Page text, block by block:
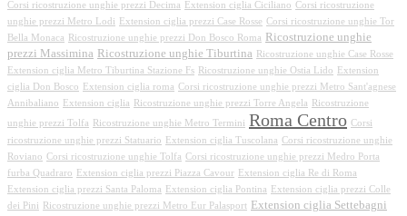
Corsi ricostruzione unghie prezzi Decima
Extension ciglia Ciciliano Corsi ricostruzione
unghie prezzi Metro Lodi
Extension ciglia prezzi Case Rosse Corsi ricostruzione unghie Tor
Bella Monaca
Ricostruzione unghie prezzi Don Bosco Roma
Ricostruzione unghie
prezzi Massimina Ricostruzione unghie Tiburtina
Ricostruzione unghie Case Rosse
Extension ciglia Metro Tiburtina Stazione Fs
Ricostruzione unghie Ostia Lido
Extension
ciglia Don Bosco
Extension ciglia roma Corsi ricostruzione unghie prezzi Metro Sant'agnese
Annibaliano
Extension ciglia Ricostruzione unghie prezzi Torre Angela
Ricostruzione
unghie prezzi Tolfa
Ricostruzione unghie Metro Termini Roma Centro Corsi
ricostruzione unghie prezzi Statuario
Extension ciglia Tuscolana Corsi ricostruzione unghie
Roviano Corsi ricostruzione unghie Tolfa Corsi ricostruzione unghie prezzi Medro Porta
furba Quadraro
Extension ciglia prezzi Piazza Cavour
Extension ciglia Re di Roma
Extension ciglia prezzi Santa Paloma
Extension ciglia Pontina
Extension ciglia prezzi Colle
dei Pini
Ricostruzione unghie prezzi Metro Eur Palasport Extension ciglia Settebagni